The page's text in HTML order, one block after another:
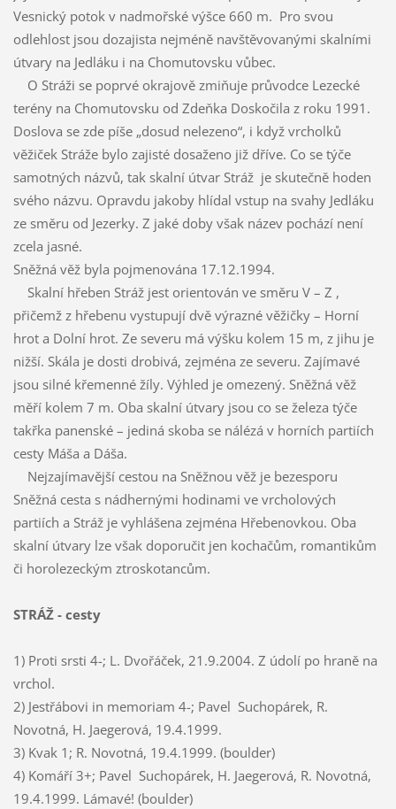
Vesnický potok v nadmořské výšce 660 m. Pro svou
odlehlost jsou dozajista nejméně navštěvovanými skalními
útvary na Jedláku i na Chomutovsku vůbec.
O Stráži se poprvé okrajově zmiňuje průvodce Lezecké
terény na Chomutovsku od Zdeňka Doskočila z roku 1991.
Doslova se zde píše „dosud nelezeno“, i když vrcholků
věžiček Stráže bylo zajisté dosaženo již dříve. Co se týče
samotných názvů, tak skalní útvar Stráž je skutečně hoden
svého názvu. Opravdu jakoby hlídal vstup na svahy Jedláku
ze směru od Jezerky. Z jaké doby však název pochází není
zcela jasné.
Sněžná věž byla pojmenována 17.12.1994.
Skalní hřeben Stráž jest orientován ve směru V – Z ,
přičemž z hřebenu vystupují dvě výrazné věžičky – Horní
hrot a Dolní hrot. Ze severu má výšku kolem 15 m, z jihu je
nižší. Skála je dosti drobivá, zejména ze severu. Zajímavé
jsou silné křemenné žíly. Výhled je omezený. Sněžná věž
měří kolem 7 m. Oba skalní útvary jsou co se železa týče
takřka panenské – jediná skoba se nálézá v horních partiích
cesty Máša a Dáša.
Nejzajímavější cestou na Sněžnou věž je bezesporu
Sněžná cesta s nádhernými hodinami ve vrcholových
partiích a Stráž je vyhlášena zejména Hřebenovkou. Oba
skalní útvary lze však doporučit jen kochačům, romantikům
či horolezeckým ztroskotancům.
STRÁŽ- cesty
1) Proti srsti 4-; L. Dvořáček, 21.9.2004. Z údolí po hraně na
vrchol.
2) Jestřábovi in memoriam 4-; Pavel Suchopárek, R.
Novotná, H. Jaegerová, 19.4.1999.
3) Kvak 1; R. Novotná, 19.4.1999. (boulder)
4) Komáří 3+; Pavel Suchopárek, H. Jaegerová, R. Novotná,
19.4.1999. Lámavé! (boulder)